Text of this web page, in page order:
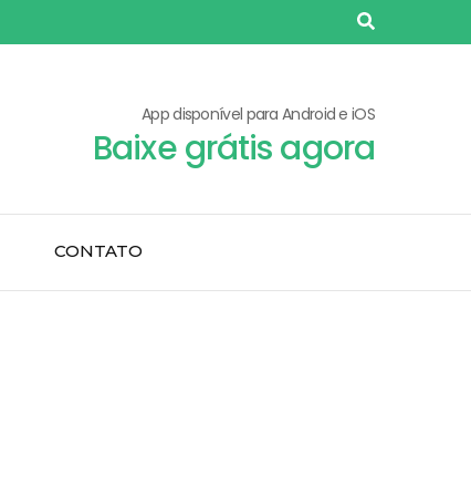
App disponível para Android e iOS
Baixe grátis agora
CONTATO